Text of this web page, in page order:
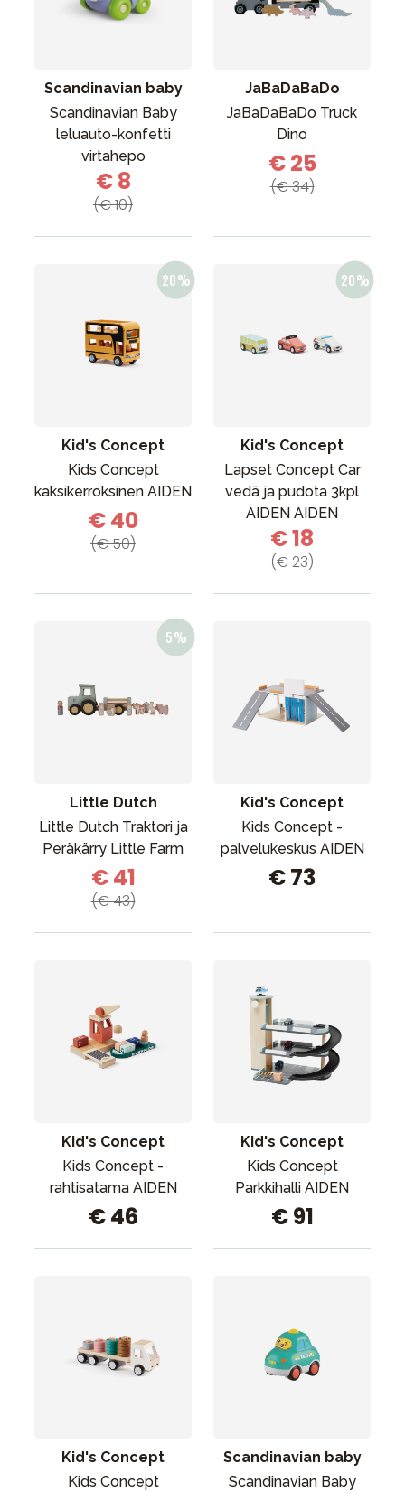
Scandinavian baby
Scandinavian Baby
leluauto-konfetti
virtahepo
€ 8
(€ 10)
JaBaDaBaDo
JaBaDaBaDo Truck
Dino
€ 25
(€ 34)
Kid's Concept
Kids Concept
kaksikerroksinen AIDEN
€ 40
(€ 50)
Kid's Concept
Lapset Concept Car
vedä ja pudota 3kpl
AIDEN AIDEN
€ 18
(€ 23)
Little Dutch
Little Dutch Traktori ja
Peräkärry Little Farm
€ 41
(€ 43)
Kid's Concept
Kids Concept -
palvelukeskus AIDEN
€ 73
Kid's Concept
Kids Concept -
rahtisatama AIDEN
€ 46
Kid's Concept
Kids Concept
Parkkihalli AIDEN
€ 91
Kid's Concept
Kids Concept
Scandinavian baby
Scandinavian Baby